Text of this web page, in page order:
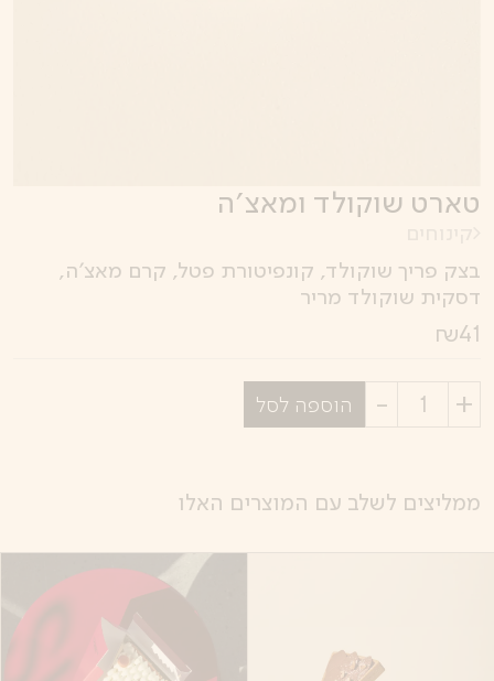
טארט שוקולד ומאצ׳ה
בצק פריך שוקולד, קונפיטורת פטל, קרם מאצ׳ה,
דסקית שוקולד מריר
41
₪
בחר
הוספה לסל
ממליצים לשלב עם המוצרים האלו